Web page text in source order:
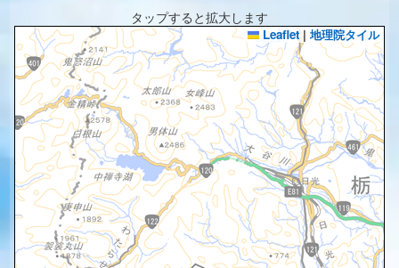
タップすると拡大します
Leaflet | 地理院タイル